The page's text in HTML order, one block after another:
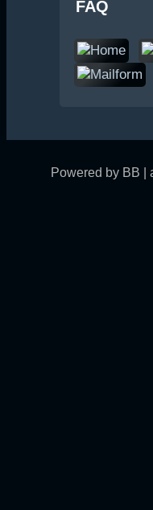
FAQ
Powered by BB |